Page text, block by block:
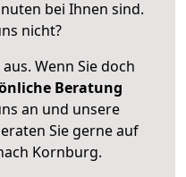
bei Ihnen sind.
nicht?
Wenn Sie doch
Beratung
an und unsere
Sie gerne auf
Kornburg.